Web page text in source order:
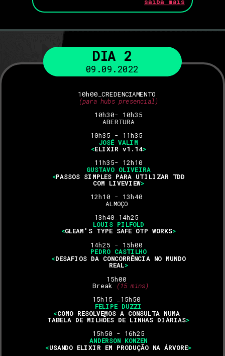
10h00_CREDENCIAMENTO
(para hubs presencial)
10h30- 10h35
ABERTURA
10h35 - 11h35
JOSÉ VALIM
<ELIXIR v1.14>
11h35- 12h10
GUSTAVO OLIVEIRA
<PASSOS SIMPLES PARA UTILIZAR TDD
COM LIVEVIEW>
12h10 - 13h40
ALMOÇO
13h40_14h25
LOUIS PILFOLD
<GLEAM'S TYPE SAFE OTP WORKS>
14h25 - 15h00
PEDRO CASTILHO
<DESAFIOS DA CONCORRÊNCIA NO MUNDO
REAL>
15h00
Break
(15 mins)
15h15 _15h50
FELIPE DUZZI
<COMO RESOLVEMOS A CONSULTA NUMA
TABELA DE MILHÕES DE LINHAS DIÁRIAS>
15h50 - 16h25
ANDERSON KONZEN
<USANDO ELIXIR EM PRODUÇÃO NA ÁRVORE>
DIA 2
09.09.2022